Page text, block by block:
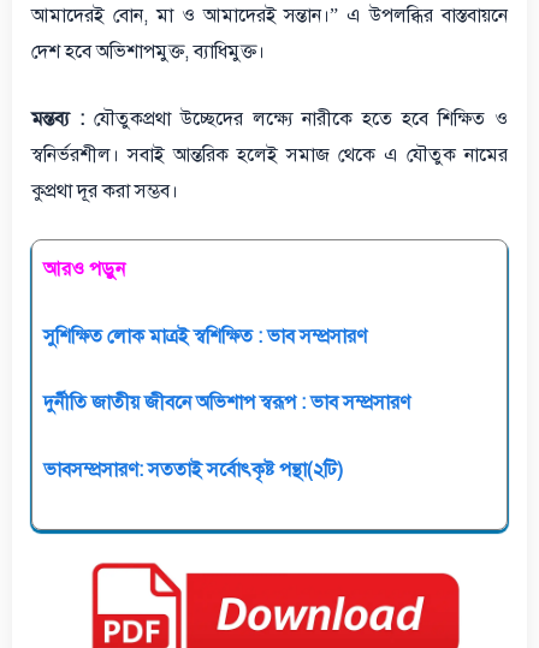
আমাদেরই বোন, মা ও আমাদেরই সন্তান।” এ উপলব্ধির বাস্তবায়নে
দেশ হবে অভিশাপমুক্ত, ব্যাধিমুক্ত।
মন্তব্য :যৌতুকপ্রথা উচ্ছেদের লক্ষ্যে নারীকে হতে হবে শিক্ষিত ও
স্বনির্ভরশীল। সবাই আন্তরিক হলেই সমাজ থেকে এ যৌতুক নামের
কুপ্রথা দূর করা সম্ভব।
আরও পড়ুন
সুশিক্ষিত লোক মাত্রই স্বশিক্ষিত : ভাব সম্প্রসারণ
দুর্নীতি জাতীয় জীবনে অভিশাপ স্বরূপ : ভাব সম্প্রসারণ
ভাবসম্প্রসারণ: সততাই সর্বোৎকৃষ্ট পন্থা(২টি)